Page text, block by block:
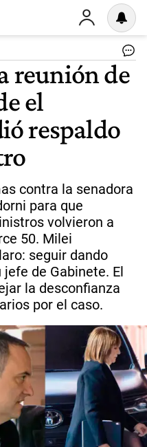
reunión de
el
respaldo
contra la senadora
para que
volvieron a
50. Milei
seguir dando
de Gabinete. El
la desconfianza
por el caso.